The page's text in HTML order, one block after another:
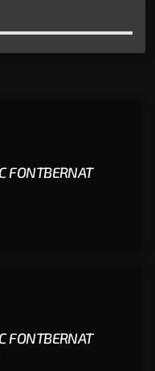
FONTBERNAT
FONTBERNAT